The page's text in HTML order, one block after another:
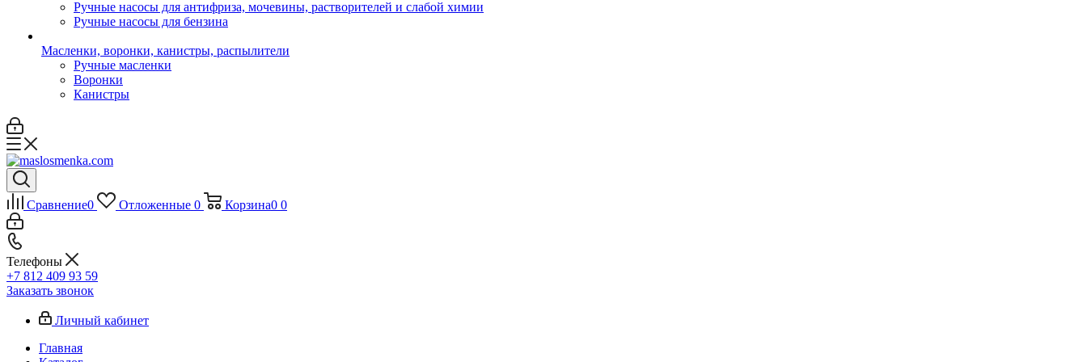
Ручные насосы для антифриза, мочевины, растворителей и слабой химии
Ручные насосы для бензина
Масленки, воронки, канистры, распылители
Ручные масленки
Воронки
Канистры
Сравнение0 Отложенные 0 Корзина0 0
Телефоны
+7 812 409 93 59
Заказать звонок
Личный кабинет
Главная